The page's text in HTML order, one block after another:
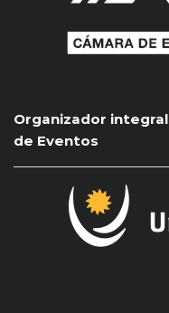
Organizador integral
de Eventos